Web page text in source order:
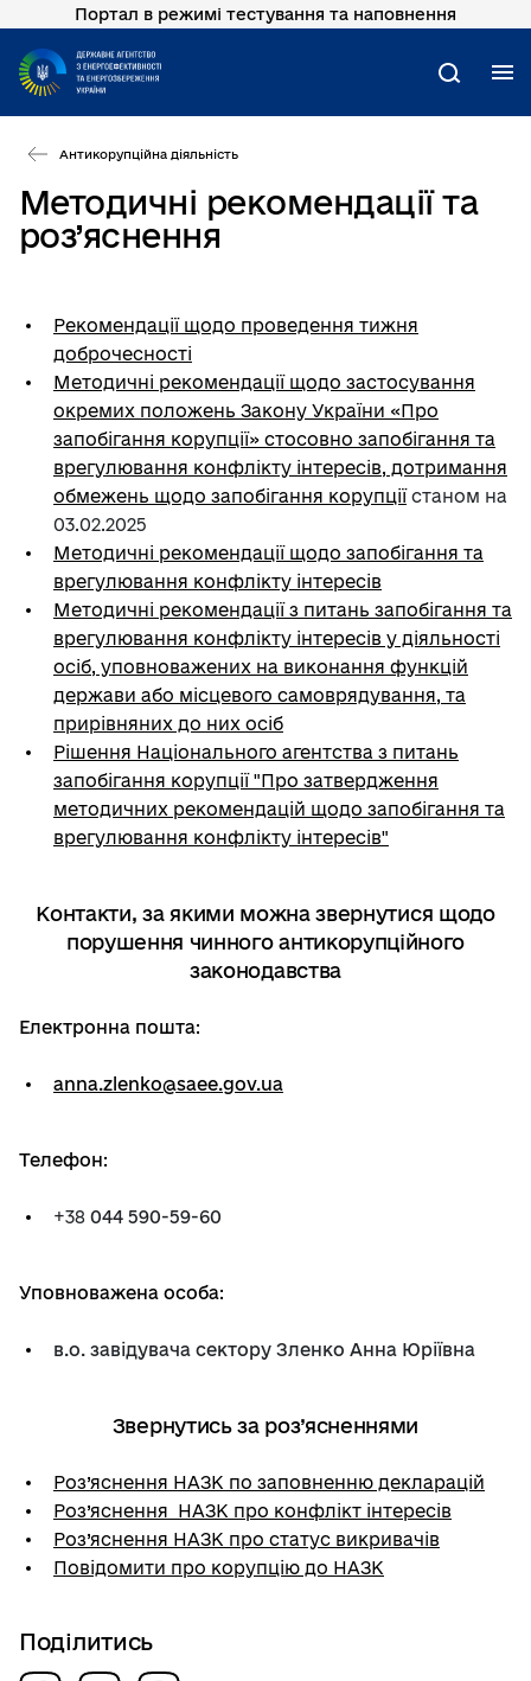
Перейти
основного
вмісту
Портал в режимі тестування та наповнення
Пошук
Антикорупційна діяльність
Методичні рекомендації та
роз’яснення
Рекомендації щодо проведення тижня
доброчесності
Методичні рекомендації щодо застосування
окремих положень Закону України «Про
запобігання корупції» стосовно запобігання та
врегулювання конфлікту інтересів, дотримання
обмежень щодо запобігання корупціїстаном на
03.02.2025
Методичні рекомендації щодо запобігання та
врегулювання конфлікту інтересів
Методичні рекомендації з питань запобігання та
врегулювання конфлікту інтересів у діяльності
осіб, уповноважених на виконання функцій
держави або місцевого самоврядування, та
прирівняних до них осіб
Рішення Національного агентства з питань
запобігання корупції "Про затвердження
методичних рекомендацій щодо запобігання та
врегулювання конфлікту інтересів"
Контакти, за якими можна звернутися щодо
порушення чинного антикорупційного
законодавства
Електронна пошта:
anna.zlenko@saee.gov.ua
Телефон:
+38 044 590-59-60
Уповноважена особа:
в.о. завідувача сектору Зленко Анна Юріївна
Звернутись за роз’ясненнями
Роз’яснення НАЗК по заповненню декларацій
Роз’яснення НАЗК про конфлікт інтересів
Роз’яснення НАЗК про статус викривачів
Повідомити про корупцію до НАЗК
Поділитись